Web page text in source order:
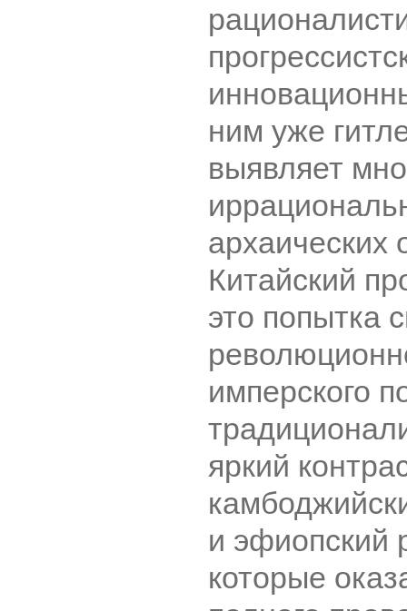
ним уже
выявляет
архаических
Китайский
это попытка
имперского
яркий
и эфиопский
которые